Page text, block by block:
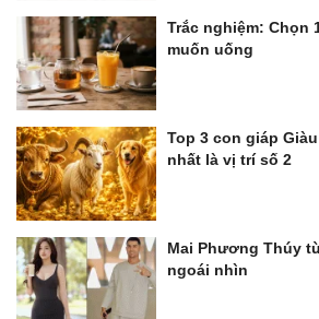
Trắc nghiệm: Chọn
muốn uống
Top 3 con giáp
nhất là vị trí số 2
Mai Phương Thúy
ngoái nhìn